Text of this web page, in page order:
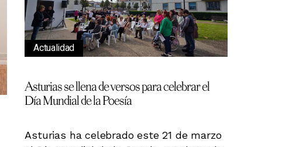
Actualidad
Asturias se llena de versos para celebrar el
Día Mundial de la Poesía
Asturias ha celebrado este 21 de marzo